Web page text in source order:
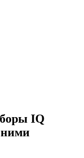
IQ
ними